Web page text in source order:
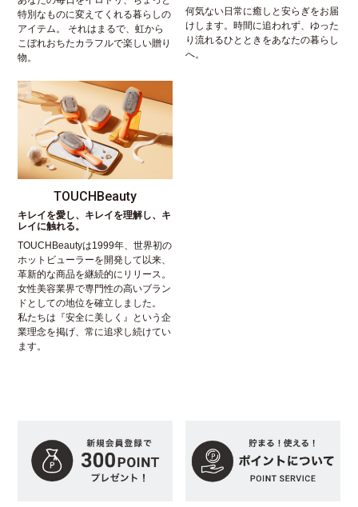
特別なものに変えてくれる暮らしの
アイテム。 それはまるで、虹から
こぼれおちたカラフルで楽しい贈り
物。
何気ない日常に癒しと安らぎをお届
けします。時間に追われず、ゆった
り流れるひとときをあなたの暮らし
へ。
TOUCHBeauty
キレイを愛し、キレイを理解し、キ
レイに触れる。
TOUCHBeautyは1999年、世界初の
ホットビューラーを開発して以来、
革新的な商品を継続的にリリース。
女性美容業界で専門性の高いブラン
ドとしての地位を確立しました。
私たちは『安全に美しく』という企
業理念を掲げ、常に追求し続けてい
ます。